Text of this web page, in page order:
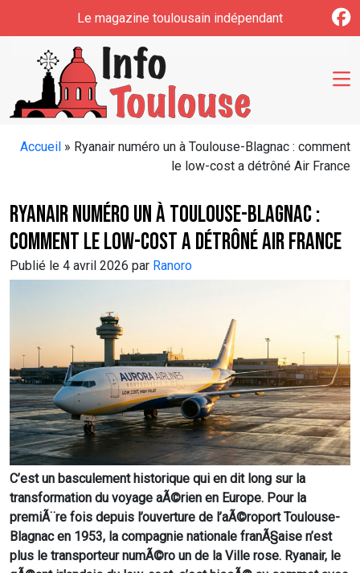
Le magazine toulousain indépendant
Accueil » Ryanair numéro un à Toulouse-Blagnac : comment
le low-cost a détrôné Air France
Ryanair numéro un à Toulouse-Blagnac :
comment le low-cost a détrôné Air France
Publié le 4 avril 2026 par Ranoro
C’est un basculement historique qui en dit long sur la
transformation du voyage aÃ©rien en Europe. Pour la
premiÃ¨re fois depuis l’ouverture de l’aÃ©roport Toulouse-
Blagnac en 1953, la compagnie nationale franÃ§aise n’est
plus le transporteur numÃ©ro un de la Ville rose. Ryanair, le